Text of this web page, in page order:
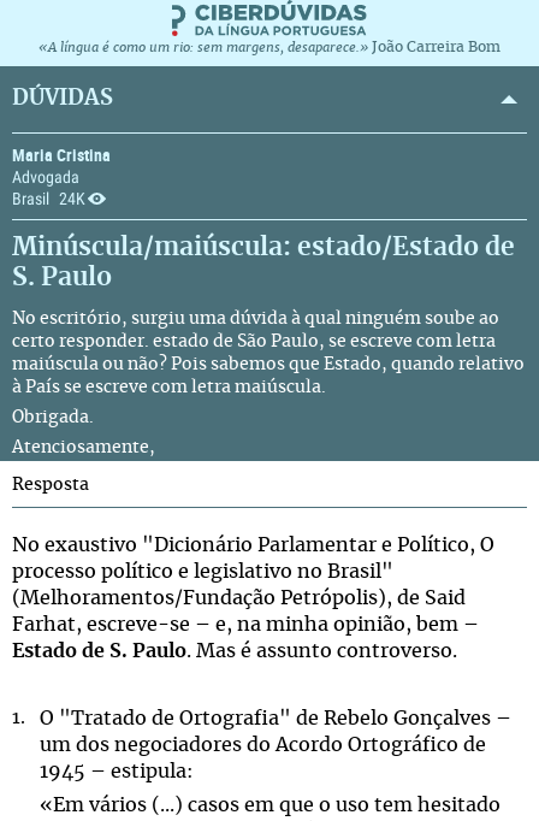
«A língua é como um rio: sem margens, desaparece.» João Carreira Bom
DÚVIDAS
Maria Cristina
Advogada
Brasil 24K
Minúscula/maiúscula: estado/Estado de
S. Paulo
No escritório, surgiu uma dúvida à qual ninguém soube ao
certo responder. estado de São Paulo, se escreve com letra
maiúscula ou não? Pois sabemos que Estado, quando relativo
à País se escreve com letra maiúscula.
Obrigada.
Atenciosamente,
Resposta
No exaustivo "Dicionário Parlamentar e Político, O
processo político e legislativo no Brasil"
(Melhoramentos/Fundação Petrópolis), de Said
Farhat, escreve-se – e, na minha opinião, bem –
Estado de S. Paulo. Mas é assunto controverso.
O "Tratado de Ortografia" de Rebelo Gonçalves –
um dos negociadores do Acordo Ortográfico de
1945 – estipula:
«Em vários (...) casos em que o uso tem hesitado